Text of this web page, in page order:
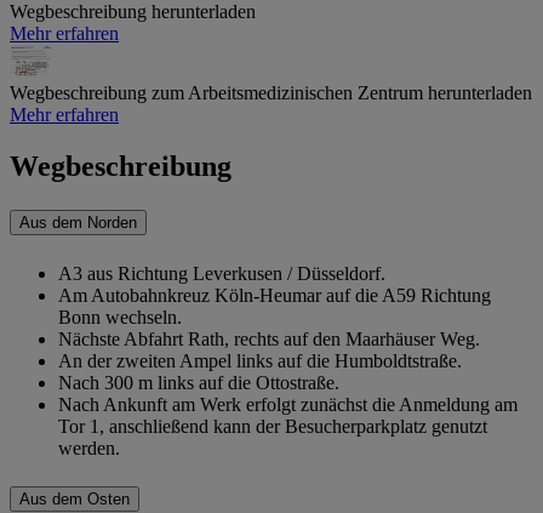
Wegbeschreibung herunterladen
Mehr erfahren
Wegbeschreibung zum Arbeitsmedizinischen Zentrum herunterladen
Mehr erfahren
Wegbeschreibung
Aus dem Norden
A3 aus Richtung Leverkusen / Düsseldorf.
Am Autobahnkreuz Köln-Heumar auf die A59 Richtung
Bonn wechseln.
Nächste Abfahrt Rath, rechts auf den Maarhäuser Weg.
An der zweiten Ampel links auf die Humboldtstraße.
Nach 300 m links auf die Ottostraße.
Nach Ankunft am Werk erfolgt zunächst die Anmeldung am
Tor 1, anschließend kann der Besucherparkplatz genutzt
werden.
Aus dem Osten